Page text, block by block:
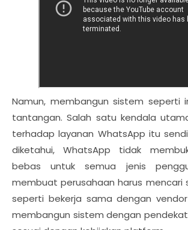
Namun, membangun sistem seperti
tantangan. Salah satu kendala
terhadap layanan WhatsApp itu
diketahui, WhatsApp tidak
bebas untuk semua jenis
membuat perusahaan harus mencari
seperti bekerja sama dengan
membangun sistem dengan